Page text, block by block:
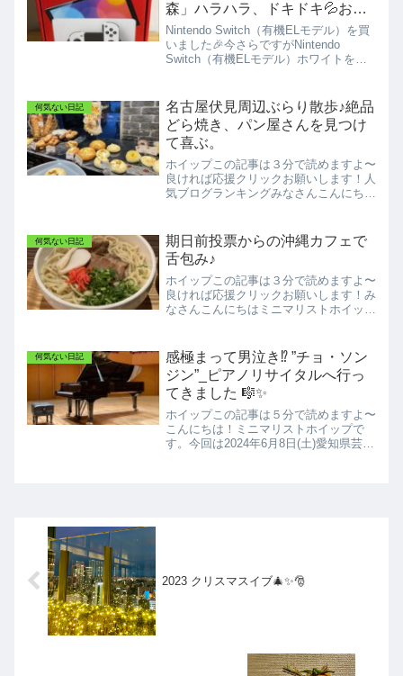
森」ハラハラ、ドキドキ💦お引
越し騒動 笑
Nintendo Switch（有機ELモデル）を買
いました🎉今さらですがNintendo
Switch（有機ELモデル）ホワイトを買
は、🙆 高い買い物だけど、買ってよ
か...
何気ない日記
名古屋伏見周辺ぶらり散歩♪絶品
どら焼き、パン屋さんを見つけ
て喜ぶ。
ホイップこの記事は３分で読めますよ〜
良ければ応援クリックお願いします！人
気ブログランキングみなさんこんにちは
もお疲れ様です！1月も今日で終わり😦
あっという間。年末から年...
何気ない日記
期日前投票からの沖縄カフェで
舌包み♪
ホイップこの記事は３分で読めますよ〜
良ければ応援クリックお願いします！み
なさんこんにちはミニマリストホイップ
内オフィス街ど真ん中で解体工事現場か
ら不発弾が見つかったニュ...
何気ない日記
感極まって男泣き⁉️ ”チョ・ソン
ジン”_ピアノリサイタルへ行っ
てきました 🎼✨
ホイップこの記事は５分で読めますよ〜
こんにちは！ミニマリストホイップで
す。今回は2024年6月8日(土)愛知県芸術
2023 クリスマスイブ🎄✨🎅